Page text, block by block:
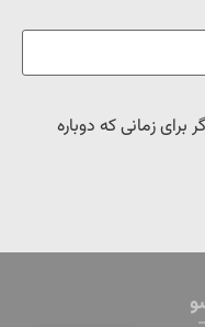
زمانی که دوباره